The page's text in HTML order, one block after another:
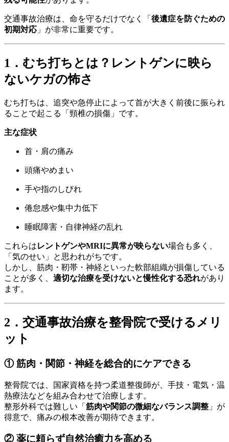
交通事故治療は、命を守るだけでなく「 後遺症を防ぐための
初期対応 」が非常に重要です。
1．むち打ちとは？レントゲンに映ら
ないケガの怖さ
むち打ちは、追突や急停止によって首が大きく前後に振られ
ることで起こる「頸椎の損傷」です。
主な症状
首・肩の痛み
頭痛やめまい
手や指のしびれ
倦怠感や集中力低下
睡眠障害・自律神経の乱れ
これらはレントゲンやMRIに異常が映らない場合も多く、
「気のせい」と思われがちです。
しかし、筋肉・靭帯・神経といった軟部組織が損傷している
ことが多く、 適切な治療を受けないと慢性化する恐れがあり
ます。
2．交通事故治療を整骨院で受けるメリ
ット
① 筋肉・関節・神経を総合的にケアできる
整骨院では、国家資格を持つ柔道整復師が、手技・電気・温
熱療法などを組み合わせて治療します。
整形外科では難しい「 筋肉や関節の微細なバランス調整 」が
得意で、痛みの根本改善が期待できます。
② 薬に頼らず自然治癒力を高める